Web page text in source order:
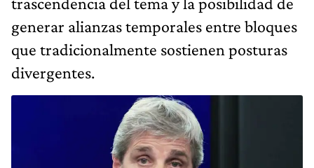
generar alianzas temporales entre bloques
que tradicionalmente sostienen posturas
divergentes.